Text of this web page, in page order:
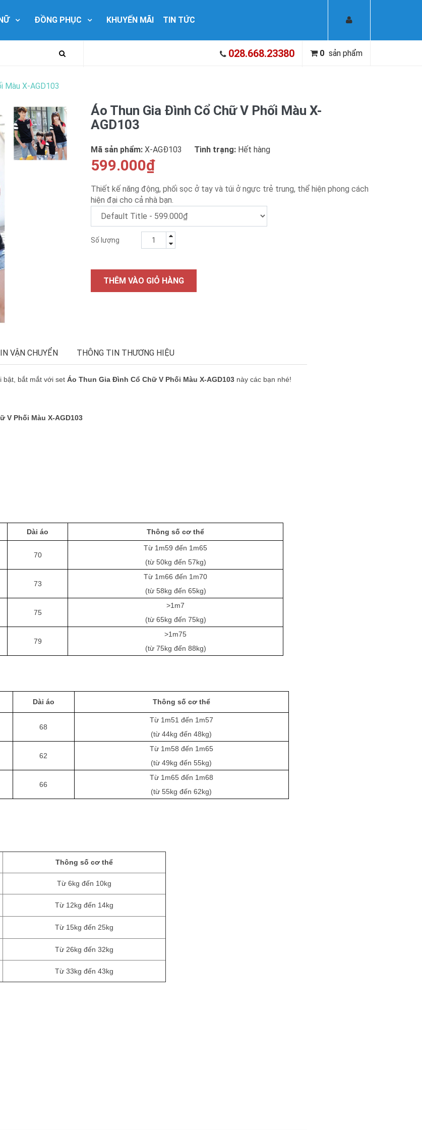
ĐỒNG PHỤC KHUYẾN MÃI TIN TỨC
0 sản phẩm
028.668.23380
Màu X-AGD103
Áo Thun Gia Đình Cổ Chữ V Phối Màu X-
AGD103
Mã sản phẩm: X-AGÐ103 Tình trạng: Hết hàng
599.000₫
Thiết kế năng động, phối sọc ở tay và túi ở ngực trẻ trung, thể hiện phong cách
hiện đại cho cả nhà bạn.
Số lượng
THÊM VÀO GIỎ HÀNG
VẬN CHUYỂN THÔNG TIN THƯƠNG HIỆU
bật, bắt mắt với set Áo Thun Gia Đình Cổ Chữ V Phối Màu X-AGD103 này các bạn nhé!
V Phối Màu X-AGD103
Dài áo Thông số cơ thể
70
Từ 1m59 đến 1m65
(từ 50kg đến 57kg)
73
Từ 1m66 đến 1m70
(từ 58kg đến 65kg)
75
>1m7
(từ 65kg đến 75kg)
79
>1m75
(từ 75kg đến 88kg)
Dài áo Thông số cơ thể
68
Từ 1m51 đến 1m57
(từ 44kg đến 48kg)
62
Từ 1m58 đến 1m65
(từ 49kg đến 55kg)
66
Từ 1m65 đến 1m68
(từ 55kg đến 62kg)
Thông số cơ thể
Từ 6kg đến 10kg
Từ 12kg đến 14kg
Từ 15kg đến 25kg
Từ 26kg đến 32kg
Từ 33kg đến 43kg